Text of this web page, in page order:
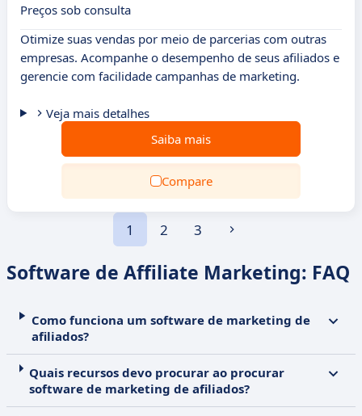
Preços sob consulta
Otimize suas vendas por meio de parcerias com outras
empresas. Acompanhe o desempenho de seus afiliados e
gerencie com facilidade campanhas de marketing.
Veja mais detalhes
Saiba mais
Compare
1 2 3
Software de Affiliate Marketing: FAQ
Como funciona um software de marketing de
afiliados?
Quais recursos devo procurar ao procurar
software de marketing de afiliados?